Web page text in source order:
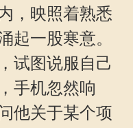
，映照着熟悉
起一股寒意。
试图说服自己
手机忽然响
他关于某个项